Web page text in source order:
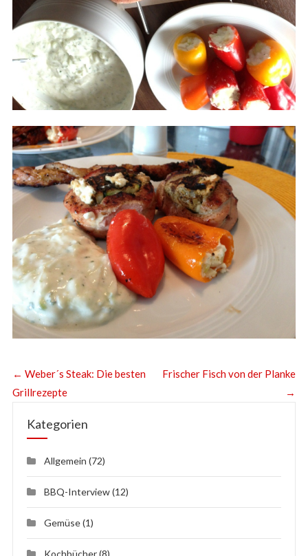
← Weber´s Steak: Die besten
Grillrezepte
Frischer Fisch von der Planke
→
Kategorien
Allgemein (72)
BBQ-Interview(12)
Gemüse(1)
Kochbücher(8)